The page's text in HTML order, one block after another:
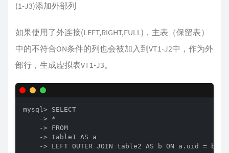
(1-J3)添加外部列
如果使用了外连接(LEFT,RIGHT,FULL)，主表（保留表）
中的不符合ON条件的列也会被加入到VT1-J2中，作为外
部行，生成虚拟表VT1-J3。
mysql> SELECT
    -> *
    -> FROM
    -> table1 AS a
-> LEFT OUTER JOIN table2 AS b ON a.uid =